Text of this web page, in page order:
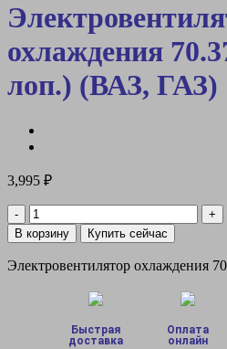
охлаждения
лоп.) (ВАЗ, ГАЗ)
3,995 ₽
Количество
товара
Электровентилятор
охлаждения
70.3730000
В корзину Купить сейчас
Электровентилятор охлаждения
Быстрая
доставка
Оплата
онлайн